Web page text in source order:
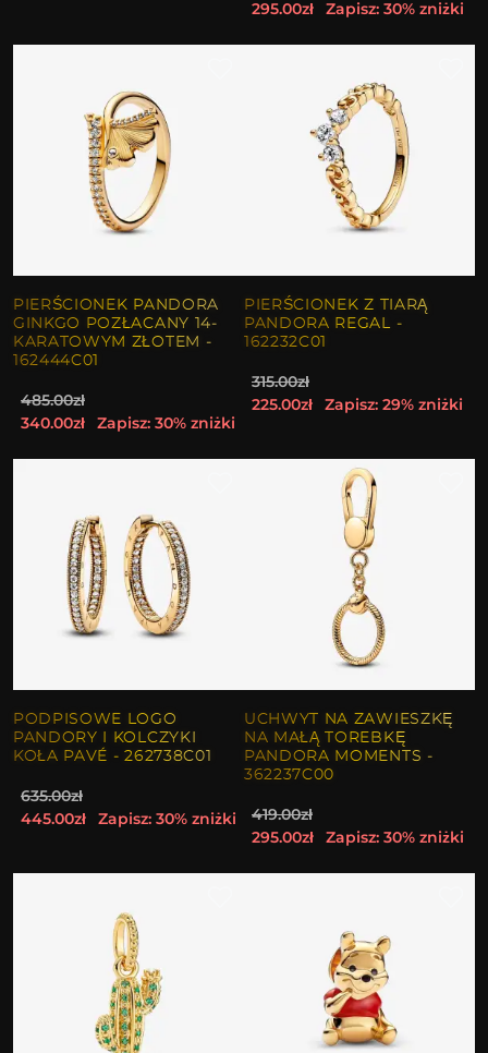
295.00zł
Zapisz: 30% zniżki
PIERŚCIONEK PANDORA
GINKGO POZŁACANY 14-
KARATOWYM ZŁOTEM -
162444C01
485.00zł
340.00zł
Zapisz: 30% zniżki
PIERŚCIONEK Z TIARĄ
PANDORA REGAL -
162232C01
315.00zł
225.00zł
Zapisz: 29% zniżki
PODPISOWE LOGO
PANDORY I KOLCZYKI
KOŁA PAVÉ - 262738C01
635.00zł
445.00zł
Zapisz: 30% zniżki
UCHWYT NA ZAWIESZKĘ
NA MAŁĄ TOREBKĘ
PANDORA MOMENTS -
362237C00
419.00zł
295.00zł
Zapisz: 30% zniżki